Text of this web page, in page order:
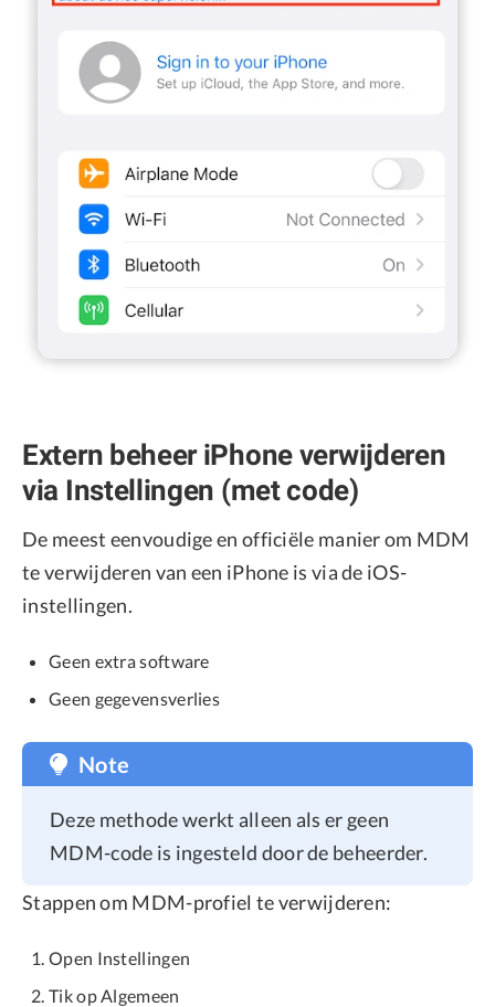
Extern beheer iPhone verwijderen
via Instellingen (met code)
De meest eenvoudige en officiële manier om MDM
te verwijderen van een iPhone is via de iOS-
instellingen.
Geen extra software
Geen gegevensverlies
Note
Deze methode werkt alleen als er geen
MDM-code is ingesteld door de beheerder.
Stappen om MDM-profiel te verwijderen:
Open Instellingen
Tik op Algemeen